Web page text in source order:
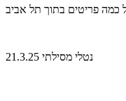
כמה פריטים בתוך תל אביב
נטלי מסילתי 21.3.25